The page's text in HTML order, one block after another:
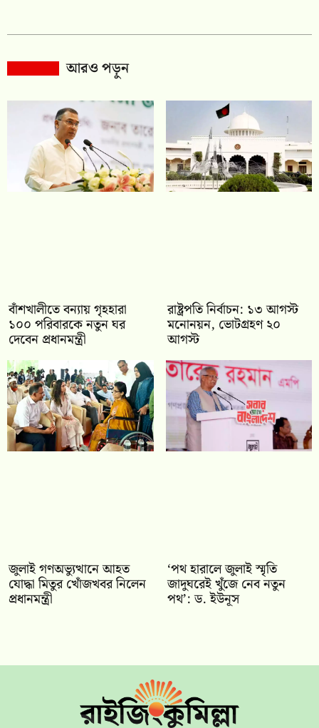
আরও পড়ুন
বাঁশখালীতে বন্যায় গৃহহারা
১০০ পরিবারকে নতুন ঘর
দেবেন প্রধানমন্ত্রী
রাষ্ট্রপতি নির্বাচন: ১৩ আগস্ট
মনোনয়ন, ভোটগ্রহণ ২০
আগস্ট
জুলাই গণঅভ্যুত্থানে আহত
যোদ্ধা মিতুর খোঁজখবর নিলেন
প্রধানমন্ত্রী
‘পথ হারালে জুলাই স্মৃতি
জাদুঘরেই খুঁজে নেব নতুন
পথ’: ড. ইউনূস